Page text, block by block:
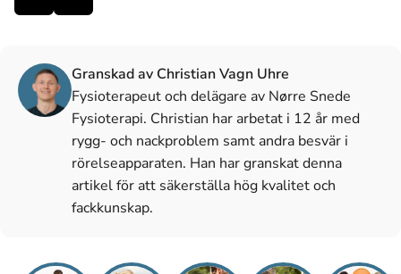
Granskad av Christian Vagn Uhre
Fysioterapeut och delägare av Nørre Snede
Fysioterapi. Christian har arbetat i 12 år med
rygg- och nackproblem samt andra besvär i
rörelseapparaten. Han har granskat denna
artikel för att säkerställa hög kvalitet och
fackkunskap.